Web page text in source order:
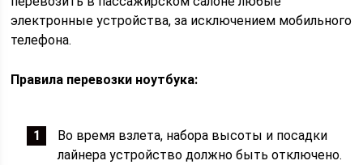
электронные устройства, за исключением мобильного
телефона.
Правила перевозки ноутбука:
Во время взлета, набора высоты и посадки
лайнера устройство должно быть отключено.